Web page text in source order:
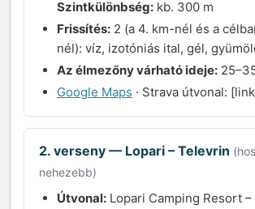
Szintkülönbség: kb. 300 m
Frissítés: 2 (a 4. km-nél és a
nél): víz, izotóniás ital, gél,
Az élmezőny várható ideje:
Google Maps · Strava útvonal:
2. verseny — Lopari – Televrin
nehezebb)
Útvonal: Lopari Camping Resort –